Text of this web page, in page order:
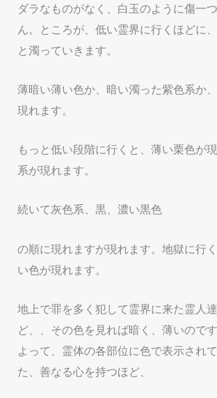
ダラなものがなく、白玉のように傷一
ん。ところが、低い霊界に行くほどに
と濁っていきます。
薄暗い薄い色か、暗い濁った紫色系か
現れます。
もっと低い段階に行くと、薄い栗色が
系が現れます。
続いて灰色系、黒、濃い黒色
の順に現れますが現れます。地獄に行
い色が現れます。
地上で罪を多く犯して霊界に来た霊人
ど、、その色を見れば暗く、薄いので
よって、霊体の各部位に色で表示され
た、善なる心を持つほど、